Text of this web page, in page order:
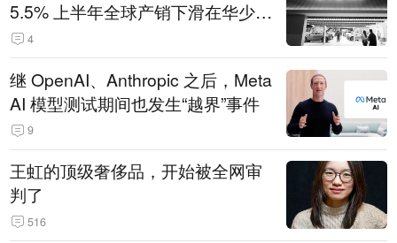
5.5% 上半年全球产销下滑在华少卖
14.3万辆
4
继 OpenAI、Anthropic 之后，Meta
AI 模型测试期间也发生“越界”事件
9
王虹的顶级奢侈品，开始被全网审
判了
516